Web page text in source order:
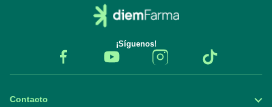
¡Síguenos!
Contacto